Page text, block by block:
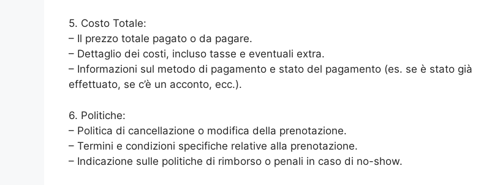
5. Costo Totale:
– Il prezzo totale pagato o da pagare.
– Dettaglio dei costi, incluso tasse e eventuali extra.
– Informazioni sul metodo di pagamento e stato del pagamento (es. se è stato già
effettuato, se c’è un acconto, ecc.).
6. Politiche:
– Politica di cancellazione o modifica della prenotazione.
– Termini e condizioni specifiche relative alla prenotazione.
– Indicazione sulle politiche di rimborso o penali in caso di no-show.